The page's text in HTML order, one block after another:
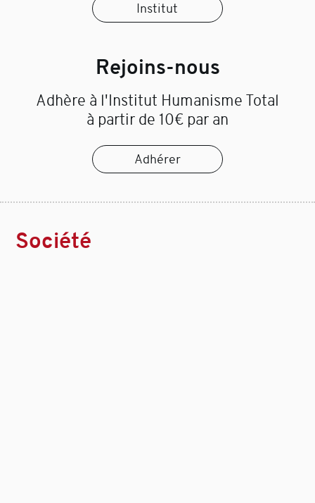
Institut
Rejoins-nous
Adhère à l'Institut Humanisme Total
à partir de 10€ par an
Adhérer
Société